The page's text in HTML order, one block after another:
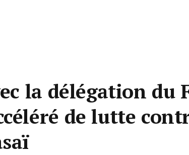
la délégation du
de lutte